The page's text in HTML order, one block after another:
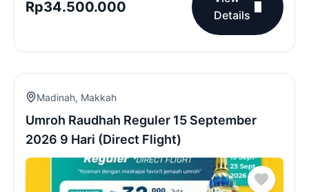
Rp34.500.000
Details
Madinah, Makkah
Umroh Raudhah Reguler 15 September
2026 9 Hari (Direct Flight)